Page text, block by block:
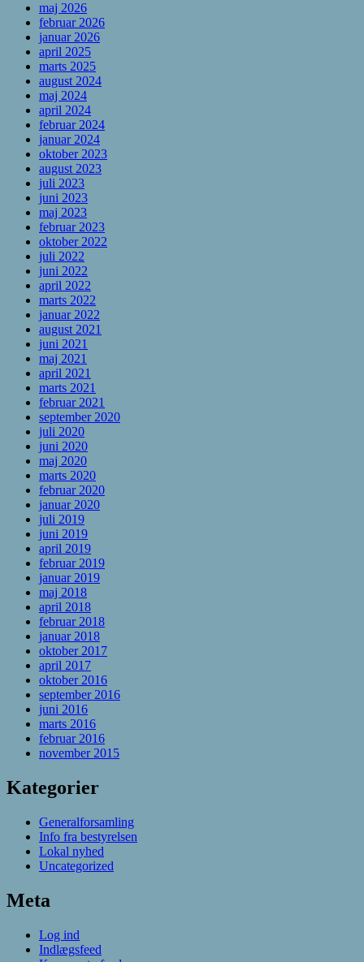
maj 2026
februar 2026
januar 2026
april 2025
marts 2025
august 2024
maj 2024
april 2024
februar 2024
januar 2024
oktober 2023
august 2023
juli 2023
juni 2023
maj 2023
februar 2023
oktober 2022
juli 2022
juni 2022
april 2022
marts 2022
januar 2022
august 2021
juni 2021
maj 2021
april 2021
marts 2021
februar 2021
september 2020
juli 2020
juni 2020
maj 2020
marts 2020
februar 2020
januar 2020
juli 2019
juni 2019
april 2019
februar 2019
januar 2019
maj 2018
april 2018
februar 2018
januar 2018
oktober 2017
april 2017
oktober 2016
september 2016
juni 2016
marts 2016
februar 2016
november 2015
Kategorier
Generalforsamling
Info fra bestyrelsen
Lokal nyhed
Uncategorized
Meta
Log ind
Indlægsfeed